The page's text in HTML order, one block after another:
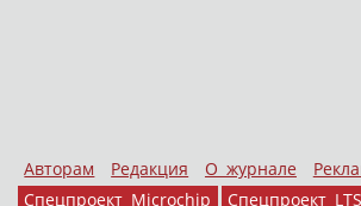
Авторам Редакция О журнале
Спецпроект Microchip
Спецпроект